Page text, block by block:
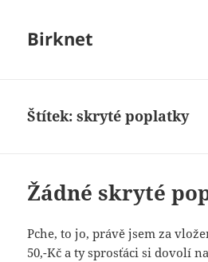
Birknet
Štítek:skryté poplatky
Žádné skryté
Pche, to jo, právě jsem za
50,-Kč a ty sprosťáci si dovolí